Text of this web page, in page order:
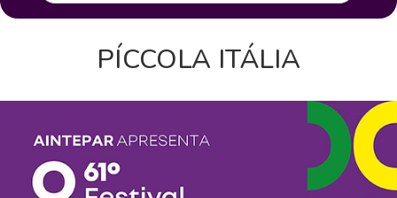
PÍCCOLA ITÁLIA